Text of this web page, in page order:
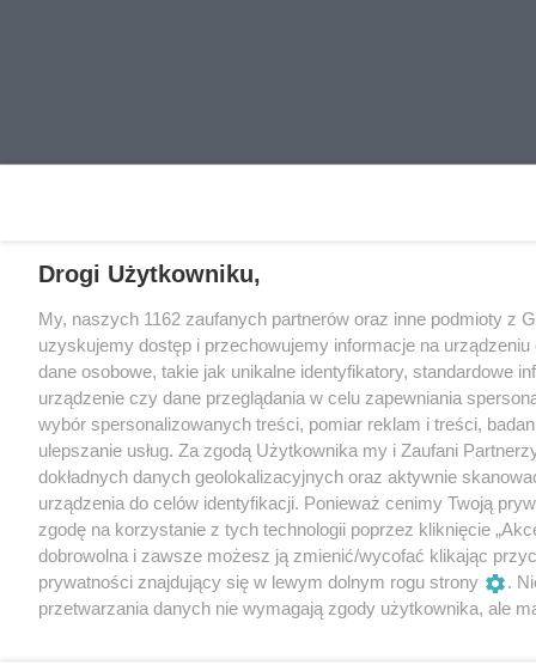
Drogi Użytkowniku,
My, naszych 1162 zaufanych partnerów oraz inne podmioty z
uzyskujemy dostęp i przechowujemy informacje na
dane osobowe, takie jak unikalne identyfikatory, standardowe
urządzenie czy dane przeglądania w celu zapewniania
wybór spersonalizowanych treści, pomiar reklam i treści,
ulepszanie usług. Za zgodą Użytkownika my i Zaufani
dokładnych danych geolokalizacyjnych oraz aktywnie
urządzenia do celów identyfikacji. Ponieważ cenimy Twoją
zgodę na korzystanie z tych technologii poprzez kliknięcie
dobrowolna i zawsze możesz ją zmienić/wycofać klikając
prywatności znajdujący się w lewym dolnym rogu strony
.
przetwarzania danych nie wymagają zgody użytkownika, ale